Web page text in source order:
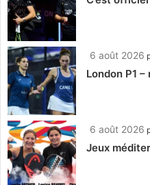
6 août 2026
London P1
6 août 2026
Jeux